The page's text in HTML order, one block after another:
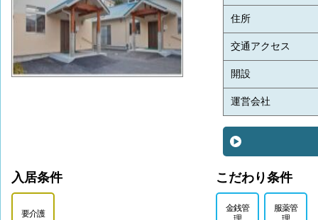
住所
交通アクセス
開設
運営会社
入居条件
要介護
こだわり条件
金銭管
服薬管